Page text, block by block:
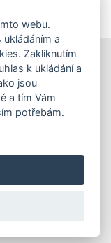
webu.
a
Zakliknutím
k ukládání a
jsou
a tím Vám
potřebám.